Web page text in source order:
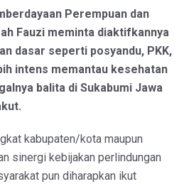
Perempuan dan
Fauzi meminta diaktifkannya
dasar seperti posyandu, PKK,
intens memantau kesehatan
balita di Sukabumi Jawa
kabupaten/kota maupun
sinergi kebijakan perlindungan
pun diharapkan ikut